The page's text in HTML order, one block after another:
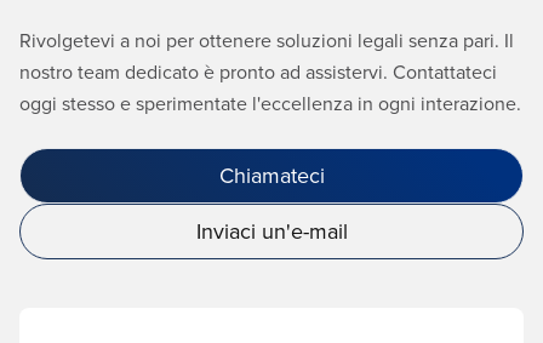
Rivolgetevi a noi per ottenere soluzioni legali senza pari. Il
nostro team dedicato è pronto ad assistervi. Contattateci
oggi stesso e sperimentate l'eccellenza in ogni interazione.
Chiamateci
Inviaci un'e-mail